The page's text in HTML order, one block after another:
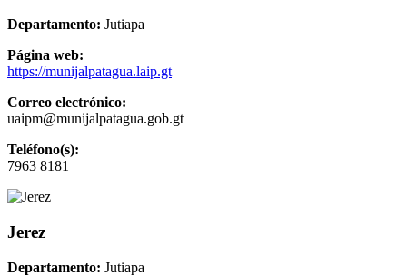
Departamento: Jutiapa
Página web:
https://munijalpatagua.laip.gt
Correo electrónico:
uaipm@munijalpatagua.gob.gt
Teléfono(s):
7963 8181
Jerez
Departamento: Jutiapa